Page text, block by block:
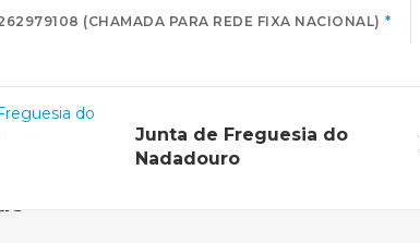
(CHAMADA PARA REDE FIXA NACIONAL)
Junta de Freguesia do
Nadadouro